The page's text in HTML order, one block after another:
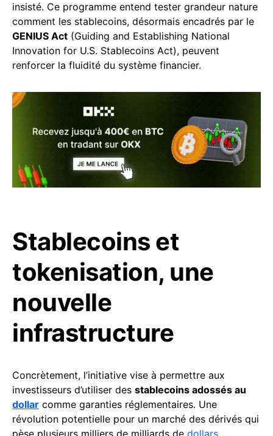
insisté. Ce programme entend tester grandeur nature
comment les stablecoins, désormais encadrés par le
GENIUS Act (Guiding and Establishing National
Innovation for U.S. Stablecoins Act), peuvent
renforcer la fluidité du système financier.
Stablecoins et
tokenisation, une
nouvelle
infrastructure
Concrètement, l’initiative vise à permettre aux
investisseurs d’utiliser des stablecoins adossés au
dollar comme garanties réglementaires. Une
révolution potentielle pour un marché des dérivés qui
pèse plusieurs milliers de milliards de dollars